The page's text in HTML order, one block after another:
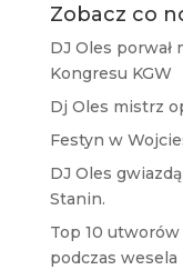
Zobacz co
DJ Oles porwał
Kongresu KGW
Dj Oles mistrz
Festyn w
DJ Oles
Stanin.
Top 10
podczas wesela